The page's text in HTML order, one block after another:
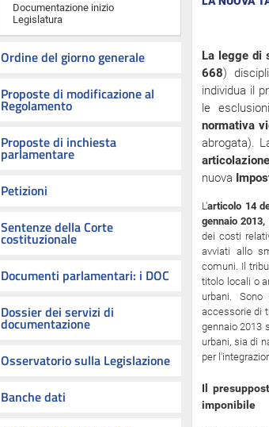
Documentazione inizio
Legislatura
Ordine del giorno generale
Proposte di modificazione al
Regolamento
Proposte di inchiesta
parlamentare
Petizioni
Sentenze della Corte
costituzionale
Documenti parlamentari: i DOC
Dossier dei servizi di
documentazione
Osservatorio sulla Legislazione
Banche dati
La legge di
668)
individua il
le
normativa
abrogata).
nuova
L'articolo 14
gennaio
dei costi
avviati allo
comuni. Il
titolo locali o
urbani.
accessorie di
gennaio 2013
urbani, sia di
per
Il
imponibile